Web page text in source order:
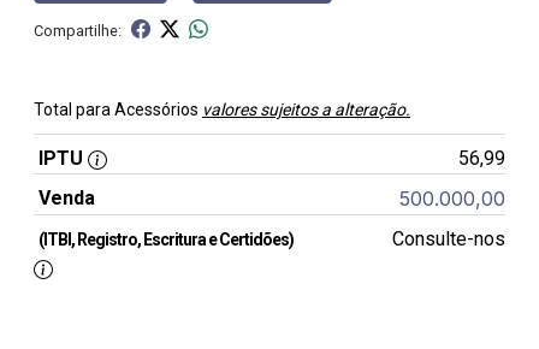
Compartilhe:
Total para Acessórios valores sujeitos a alteração.
IPTU
56,99
Venda
500.000,00
(ITBI, Registro, Escritura e Certidões) Consulte-nos